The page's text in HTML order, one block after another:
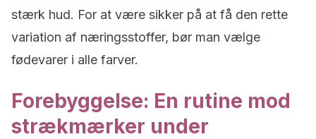
stærk hud. For at være sikker på at få den rette
variation af næringsstoffer, bør man vælge
fødevarer i alle farver.
Forebyggelse: En rutine mod
strækmærker under